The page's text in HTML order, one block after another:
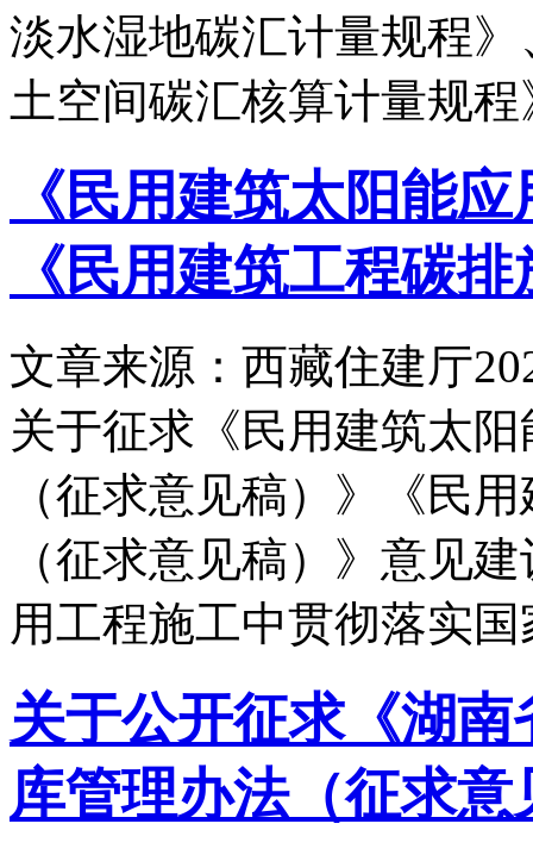
淡水湿地碳汇计量规程》
土空间碳汇核算计量规
《民用建筑太阳能
《民用建筑工程碳
文章来源：西藏住建厅
关于征求《民用建筑太
（征求意见稿）》《民
（征求意见稿）》意见
用工程施工中贯彻落实
关于公开征求《湖
库管理办法（征求